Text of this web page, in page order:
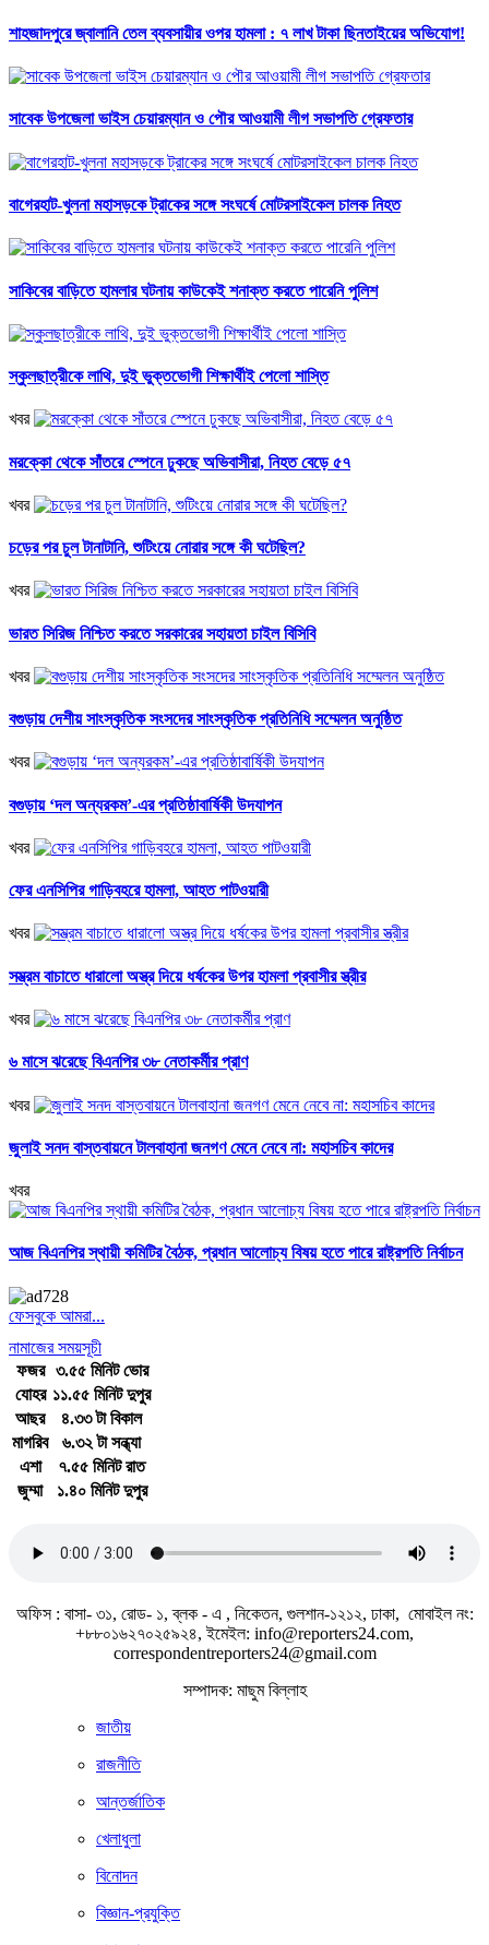
শাহজাদপুরে জ্বালানি তেল ব্যবসায়ীর ওপর হামলা : ৭ লাখ টাকা ছিনতাইয়ের অভিযোগ!
সাবেক উপজেলা ভাইস চেয়ারম্যান ও পৌর আওয়ামী লীগ সভাপতি গ্রেফতার
বাগেরহাট-খুলনা মহাসড়কে ট্রাকের সঙ্গে সংঘর্ষে মোটরসাইকেল চালক নিহত
সাকিবের বাড়িতে হামলার ঘটনায় কাউকেই শনাক্ত করতে পারেনি পুলিশ
স্কুলছাত্রীকে লাথি, দুই ভুক্তভোগী শিক্ষার্থীই পেলো শাস্তি
খবর
মরক্কো থেকে সাঁতরে স্পেনে ঢুকছে অভিবাসীরা, নিহত বেড়ে ৫৭
খবর
চড়ের পর চুল টানাটানি, শুটিংয়ে নোরার সঙ্গে কী ঘটেছিল?
খবর
ভারত সিরিজ নিশ্চিত করতে সরকারের সহায়তা চাইল বিসিবি
খবর
বগুড়ায় দেশীয় সাংস্কৃতিক সংসদের সাংস্কৃতিক প্রতিনিধি সম্মেলন অনুষ্ঠিত
খবর
বগুড়ায় ‘দল অন্যরকম’-এর প্রতিষ্ঠাবার্ষিকী উদযাপন
খবর
ফের এনসিপির গাড়িবহরে হামলা, আহত পাটওয়ারী
খবর
সম্ভ্রম বাচাতে ধারালো অস্ত্র দিয়ে ধর্ষকের উপর হামলা প্রবাসীর স্ত্রীর
খবর
৬ মাসে ঝরেছে বিএনপির ৩৮ নেতাকর্মীর প্রাণ
খবর
জুলাই সনদ বাস্তবায়নে টালবাহানা জনগণ মেনে নেবে না: মহাসচিব কাদের
খবর
আজ বিএনপির স্থায়ী কমিটির বৈঠক, প্রধান আলোচ্য বিষয় হতে পারে রাষ্ট্রপতি নির্বাচন
ফেসবুকে আমরা...
নামাজের সময়সূচী
ফজর
৩.৫৫ মিনিট ভোর
যোহর ১১.৫৫ মিনিট দুপুর
আছর
৪.৩৩ টা বিকাল
মাগরিব
৬.৩২ টা সন্ধ্যা
এশা
৭.৫৫ মিনিট রাত
জুম্মা
১.৪০ মিনিট দুপুর
অফিস : বাসা- ৩১, রোড- ১, ব্লক - এ , নিকেতন, গুলশান-১২১২, ঢাকা, মোবাইল নং:
+৮৮০১৬২৭০২৫৯২৪, ইমেইল: info@reporters24.com,
correspondentreporters24@gmail.com
সম্পাদক: মাছুম বিল্লাহ
জাতীয়
রাজনীতি
আন্তর্জাতিক
খেলাধুলা
বিনোদন
বিজ্ঞান-প্রযুক্তি